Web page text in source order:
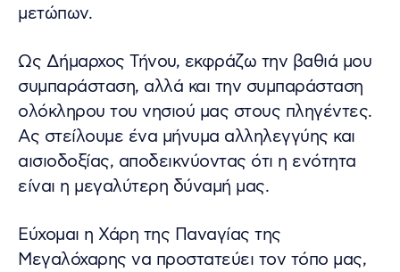
μετώπων.
Ως Δήμαρχος Τήνου, εκφράζω την βαθιά μου
συμπαράσταση, αλλά και την συμπαράσταση
ολόκληρου του νησιού μας στους πληγέντες.
Ας στείλουμε ένα μήνυμα αλληλεγγύης και
αισιοδοξίας, αποδεικνύοντας ότι η ενότητα
είναι η μεγαλύτερη δύναμή μας.
Εύχομαι η Χάρη της Παναγίας της
Μεγαλόχαρης να προστατεύει τον τόπο μας,